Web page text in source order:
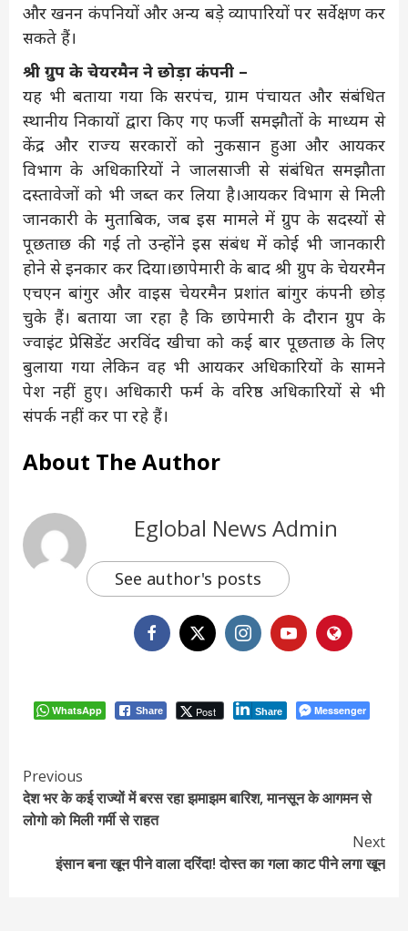
और खनन कंपनियों और अन्य बड़े व्यापारियों पर सर्वेक्षण कर
सकते हैं।
श्री ग्रुप के चेयरमैन ने छोड़ा कंपनी –
यह भी बताया गया कि सरपंच, ग्राम पंचायत और संबंधित
स्थानीय निकायों द्वारा किए गए फर्जी समझौतों के माध्यम से
केंद्र और राज्य सरकारों को नुकसान हुआ और आयकर
विभाग के अधिकारियों ने जालसाजी से संबंधित समझौता
दस्‍तावेजों को भी जब्त कर लिया है।आयकर विभाग से मिली
जानकारी के मुताबिक, जब इस मामले में ग्रुप के सदस्यों से
पूछताछ की गई तो उन्होंने इस संबंध में कोई भी जानकारी
होने से इनकार कर दिया।छापेमारी के बाद श्री ग्रुप के चेयरमैन
एचएन बांगुर और वाइस चेयरमैन प्रशांत बांगुर कंपनी छोड़
चुके हैं। बताया जा रहा है कि छापेमारी के दौरान ग्रुप के
ज्वाइंट प्रेसिडेंट अरविंद खीचा को कई बार पूछताछ के लिए
बुलाया गया लेकिन वह भी आयकर अधिकारियों के सामने
पेश नहीं हुए। अधिकारी फर्म के वरिष्ठ अधिकारियों से भी
संपर्क नहीं कर पा रहे हैं।
About The Author
Eglobal News Admin
See author's posts
WhatsApp Share Post Share Messenger
Continue
Reading
Previous
देश भर के कई राज्यों में बरस रहा झमाझम बारिश, मानसून के आगमन से
लोगो को मिली गर्मी से राहत
Next
इंसान बना खून पीने वाला दरिंदा! दोस्त का गला काट पीने लगा खून